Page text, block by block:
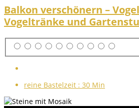
Balkon verschönern –
Vogeltränke und
reine Bastelzeit : 30 Min